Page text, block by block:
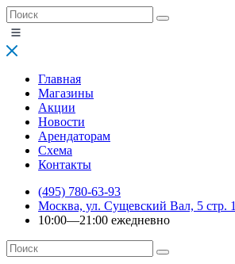
Главная
Магазины
Акции
Новости
Арендаторам
Схема
Контакты
(495) 780-63-93
Москва, ул. Сущевский Вал, 5 стр. 1
10:00—21:00 ежедневно